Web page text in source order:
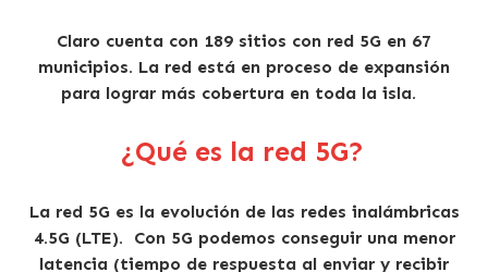
Claro cuenta con 189 sitios con red 5G en 67
municipios. La red está en proceso de expansión
para lograr más cobertura en toda la isla.
¿Qué es la red 5G?
La red 5G es la evolución de las redes inalámbricas
4.5G (LTE). Con 5G podemos conseguir una menor
latencia (tiempo de respuesta al enviar y recibir